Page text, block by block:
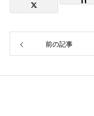
前の記事
定義・分母・除外条
次の一手
セルフ診断（詰まり